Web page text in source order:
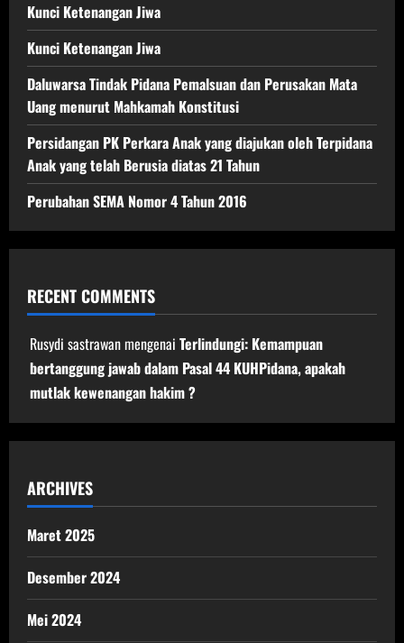
Kunci Ketenangan Jiwa
Kunci Ketenangan Jiwa
Daluwarsa Tindak Pidana Pemalsuan dan Perusakan Mata
Uang menurut Mahkamah Konstitusi
Persidangan PK Perkara Anak yang diajukan oleh Terpidana
Anak yang telah Berusia diatas 21 Tahun
Perubahan SEMA Nomor 4 Tahun 2016
RECENT COMMENTS
Rusydi sastrawanmengenai Terlindungi: Kemampuan
bertanggung jawab dalam Pasal 44 KUHPidana, apakah
mutlak kewenangan hakim ?
ARCHIVES
Maret 2025
Desember 2024
Mei 2024